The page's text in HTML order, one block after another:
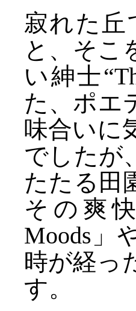
寂れた丘
と、そこ
い紳士
た、ポエ
味合いに
でしたが
たたる田
その爽
Moods」
時が経っ
す。